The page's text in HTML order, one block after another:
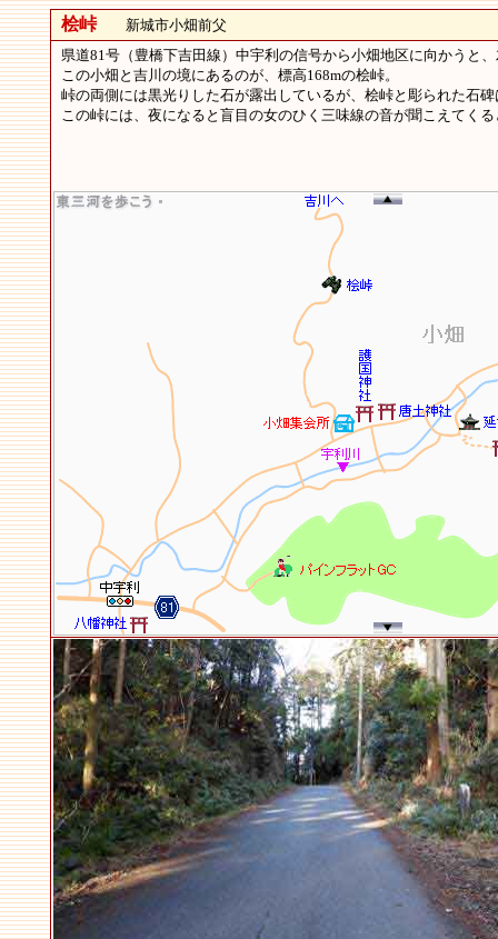
桧峠新城市小畑前父
県道81号（豊橋下吉田線）中宇利の信号から小畑地区に向かうと
この小畑と吉川の境にあるのが、標高168mの桧峠。
峠の両側には黒光りした石が露出しているが、桧峠と彫られた石
この峠には、夜になると盲目の女のひく三味線の音が聞こえてく